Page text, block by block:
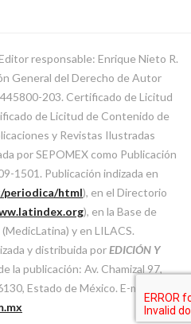
responsable: Enrique Nieto R.
General del Derecho de Autor
203. Certificado de Licitud
de Licitud de Contenido de
y Revistas Ilustradas
por SEPOMEX como Publicación
1501. Publicación indizada en
periodica/html), en el Directorio
), en la Base de
y en LILACS.
y distribuida porEDICIÓN Y
la publicación: Av. Chamizal 97,
Estado de México. E-mail: